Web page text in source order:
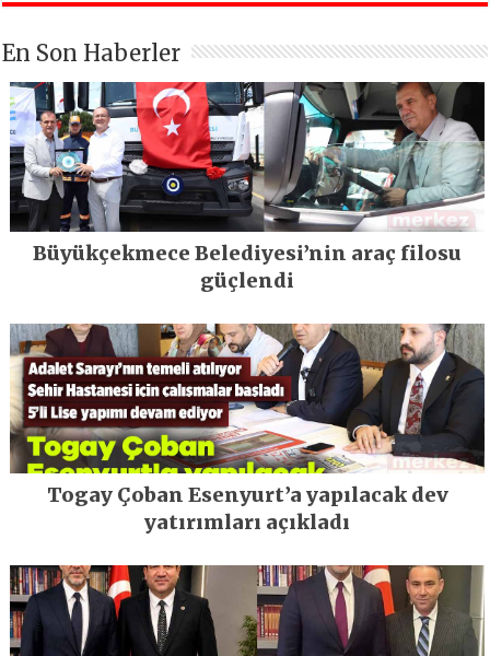
En Son Haberler
Büyükçekmece Belediyesi’nin araç filosu
güçlendi
Togay Çoban Esenyurt’a yapılacak dev
yatırımları açıkladı